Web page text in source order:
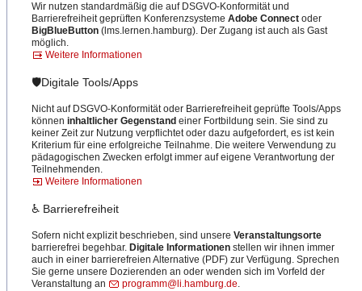
Wir nutzen standardmäßig die auf DSGVO-Konformität und
Barrierefreiheit geprüften Konferenzsysteme Adobe Connect oder
BigBlueButton (lms.lernen.hamburg). Der Zugang ist auch als Gast
möglich.
Weitere Informationen
🛡️Digitale Tools/Apps
Nicht auf DSGVO-Konformität oder Barrierefreiheit geprüfte Tools/Apps
können inhaltlicher Gegenstand einer Fortbildung sein. Sie sind zu
keiner Zeit zur Nutzung verpflichtet oder dazu aufgefordert, es ist kein
Kriterium für eine erfolgreiche Teilnahme. Die weitere Verwendung zu
pädagogischen Zwecken erfolgt immer auf eigene Verantwortung der
Teilnehmenden.
Weitere Informationen
♿ Barrierefreiheit
Sofern nicht explizit beschrieben, sind unsere Veranstaltungsorte
barrierefrei begehbar. Digitale Informationen stellen wir ihnen immer
auch in einer barrierefreien Alternative (PDF) zur Verfügung. Sprechen
Sie gerne unsere Dozierenden an oder wenden sich im Vorfeld der
Veranstaltung an
programm@li.hamburg.de.